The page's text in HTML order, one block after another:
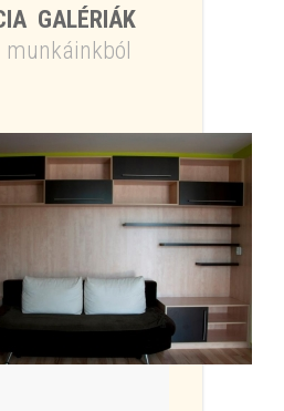
GALÉRIÁK